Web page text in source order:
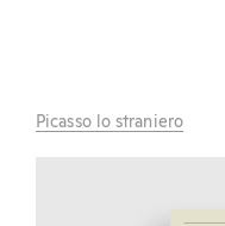
Picasso lo straniero